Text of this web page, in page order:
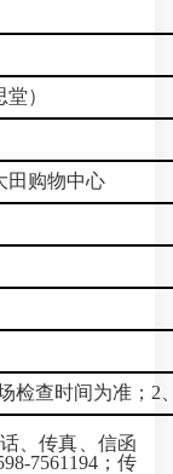
）
田购物中心
检查时间为准；
、传真、信函
7561194；传